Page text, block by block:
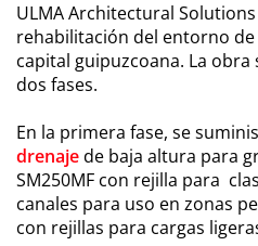
ULMA Architectural
rehabilitación del entorno
capital guipuzcoana. La obra
dos fases.
En la primera fase, se
drenajede baja altura para
SM250MF con rejilla para
canales para uso en zonas
con rejillas para cargas